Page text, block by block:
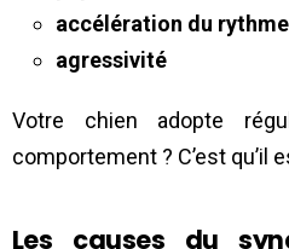
accélération du
agressivité
Votre chien adopte
comportement ? C’est qu’il
Les causes du